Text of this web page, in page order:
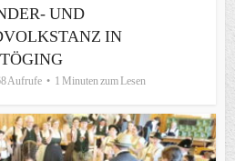
UND
IN
TÖGING
Aufrufe 1 Minuten zum Lesen